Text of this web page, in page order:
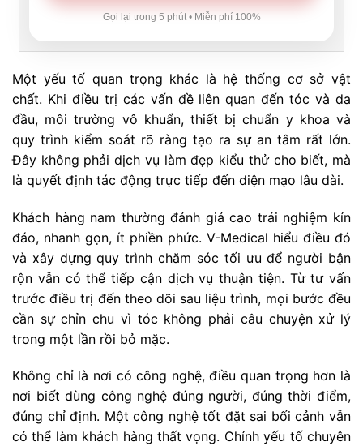
Gọi lại trong 5 phút • Miễn phí 100%
Một yếu tố quan trọng khác là hệ thống cơ sở vật
chất. Khi điều trị các vấn đề liên quan đến tóc và da
đầu, môi trường vô khuẩn, thiết bị chuẩn y khoa và
quy trình kiểm soát rõ ràng tạo ra sự an tâm rất lớn.
Đây không phải dịch vụ làm đẹp kiểu thử cho biết, mà
là quyết định tác động trực tiếp đến diện mạo lâu dài.
Khách hàng nam thường đánh giá cao trải nghiệm kín
đáo, nhanh gọn, ít phiền phức. V-Medical hiểu điều đó
và xây dựng quy trình chăm sóc tối ưu để người bận
rộn vẫn có thể tiếp cận dịch vụ thuận tiện. Từ tư vấn
trước điều trị đến theo dõi sau liệu trình, mọi bước đều
cần sự chỉn chu vì tóc không phải câu chuyện xử lý
trong một lần rồi bỏ mặc.
Không chỉ là nơi có công nghệ, điều quan trọng hơn là
nơi biết dùng công nghệ đúng người, đúng thời điểm,
đúng chỉ định. Một công nghệ tốt đặt sai bối cảnh vẫn
có thể làm khách hàng thất vọng. Chính yếu tố chuyên